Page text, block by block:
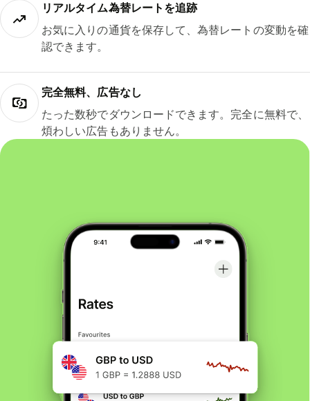
リアルタイム為替レートを追跡
お気に入りの通貨を保存して、為替レートの変動を確
認できます。
完全無料、広告なし
たった数秒でダウンロードできます。完全に無料で、
煩わしい広告もありません。